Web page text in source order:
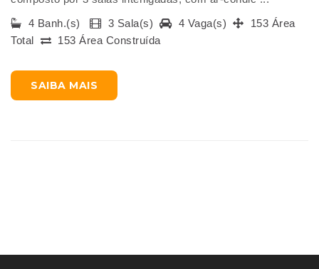
4 Banh.(s)
3 Sala(s) 4 Vaga(s)
153 Área
Total
153 Área Construída
SAIBA MAIS